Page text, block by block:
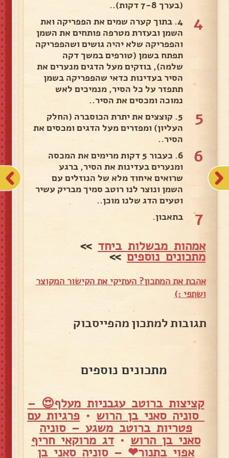
(בערך 7-8 דקות)..
4
4. בתוך קערה שמים את הפפריקה ואת
השמן ובעזרת מטרפה פותחים את השמן
והפפריקה שלא יהיה גושים ושהפפריקה
תפתח בשמן (טורפים במשך דקה
שלמה), בוזקים מעל הדגים מנערים את
הסיר בעדינות כדאי שהפפריקה בשמן
תתפזר על כל הסיר, מנמיכים לאש
נמוכה ומכסים את הסיר..
5
5. קוצצים את יתרת הכוסברה (החלק
העליון) ומפזרים מעל הדגים ומכסים את
הסיר..
6
6. כעבור 5 דקות מרימים את המכסה
ומנערים בעדינות את הסיר, ברגע
שרואים איחוד מלא של הנוזלים עם
השמן ונוצר לנו רוטב סמיך מבריק עשיר
וטעים הדג שלנו מוכן..
7 בתאבון.
אמהות מבשלות ביחד >>
מתכונים נוספים>>
אהבת את המתכון? העתיקי את הקישור המקוצר
ושתפי :)
תגובות למתכון מהפייסבוק
מתכונים נוספים
קציצות ברוטב עגבניות מעלף😍 –
סוניה סאני בן הרוש • פרגיות עם
פטריות ברוטב משגע – סוניה
סאני בן הרוש • דג מרוקאי חריף
אפוי בתנור❤ – סוניה סאני בן